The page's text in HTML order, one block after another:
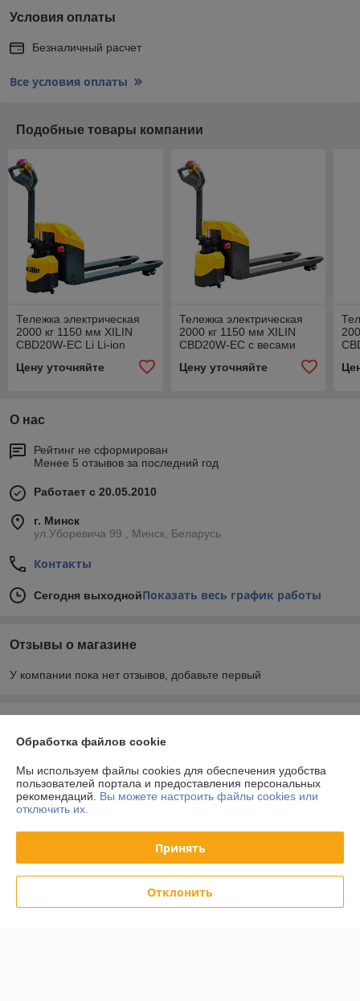
Условия оплаты
Безналичный расчет
Все условия оплаты
Подобные товары компании
Тележка электрическая
2000 кг 1150 мм XILIN
CBD20W-EC Li Li-ion
Цену уточняйте
Тележка электрическая
2000 кг 1150 мм XILIN
CBD20W-EC с весами
Цену уточняйте
О нас
Рейтинг не сформирован
Менее 5 отзывов за последний год
Работает с 20.05.2010
г. Минск
ул.Уборевича 99 , Минск, Беларусь
Контакты
Сегодня выходнойПоказать весь график работы
Отзывы о магазине
У компании пока нет отзывов, добавьте первый
Доставка и оплата
График работы
Полная версия сайта
Политика обработки cookies
Обработка файлов cookie
Мы используем файлы cookies для обеспечения удобства
пользователей портала и предоставления персональных
рекомендаций. Вы можете настроить файлы cookies или
отключить их.
Принять
Отклонить